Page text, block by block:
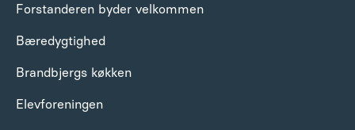
Forstanderen byder velkommen
Bæredygtighed
Brandbjergs køkken
Elevforeningen